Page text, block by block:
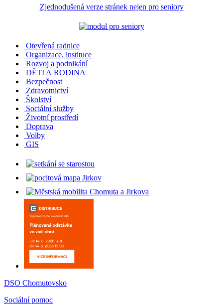
Zjednodušená verze stránek nejen pro seniory
Otevřená radnice
Organizace, instituce
Rozvoj a podnikání
DĚTI A RODINA
Bezpečnost
Zdravotnictví
Školství
Sociální služby
Životní prostředí
Doprava
Volby
GIS
DSO Chomutovsko
Sociální pomoc